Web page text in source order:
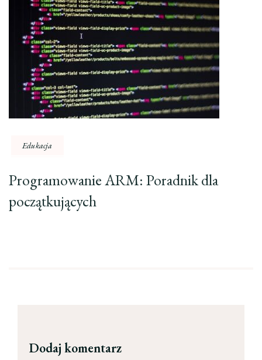
Edukacja
Programowanie ARM: Poradnik dla
początkujących
Dodaj komentarz